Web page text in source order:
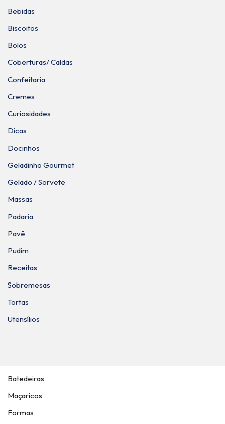
Bebidas
Biscoitos
Bolos
Coberturas/ Caldas
Confeitaria
Cremes
Curiosidades
Dicas
Docinhos
Geladinho Gourmet
Gelado / Sorvete
Massas
Padaria
Pavê
Pudim
Receitas
Sobremesas
Tortas
Utensílios
Batedeiras
Maçaricos
Formas